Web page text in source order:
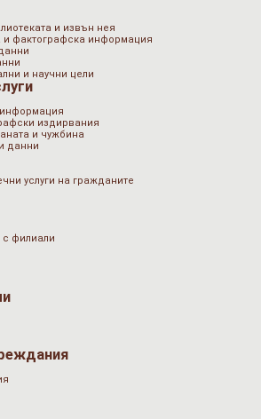
и извън нея
и фактографска информация
и научни цели
издирвания
и чужбина
данни
услуги на гражданите
с филиали